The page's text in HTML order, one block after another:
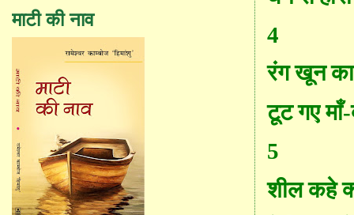
4
रंगखून
टूट गए
5
शील कहे
माटी की नाव